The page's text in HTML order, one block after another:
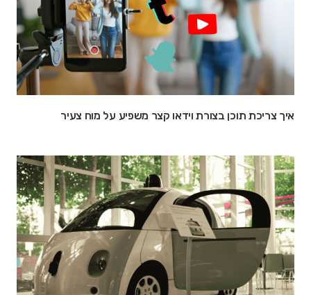
איך צריכת תוכן בצורת וידאו קצר משפיע על מוח צעיר